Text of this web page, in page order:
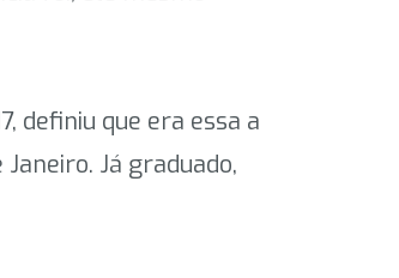
definiu que era essa a
Já graduado,